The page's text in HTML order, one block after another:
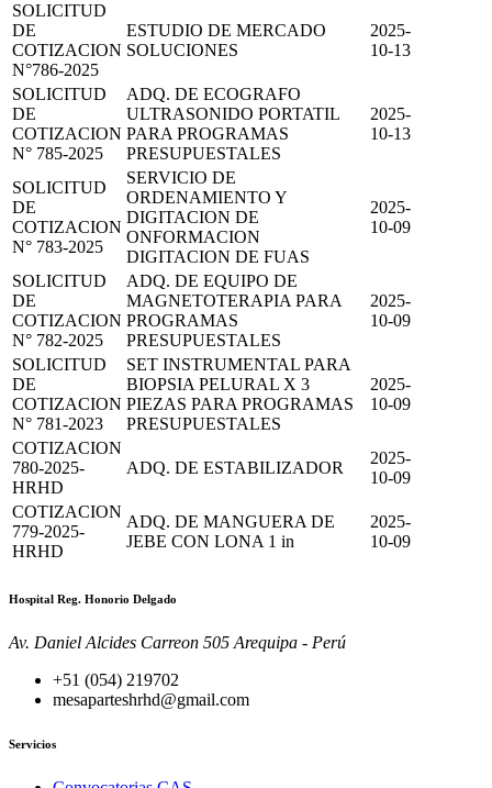
SOLICITUD
DE
COTIZACION
N°786-2025
ESTUDIO DE MERCADO
SOLUCIONES
2025-
10-13
SOLICITUD
DE
COTIZACION
N° 785-2025
ADQ. DE ECOGRAFO
ULTRASONIDO PORTATIL
PARA PROGRAMAS
PRESUPUESTALES
2025-
10-13
SOLICITUD
DE
COTIZACION
N° 783-2025
SERVICIO DE
ORDENAMIENTO Y
DIGITACION DE
ONFORMACION
DIGITACION DE FUAS
2025-
10-09
SOLICITUD
DE
COTIZACION
N° 782-2025
ADQ. DE EQUIPO DE
MAGNETOTERAPIA PARA
PROGRAMAS
PRESUPUESTALES
2025-
10-09
SOLICITUD
DE
COTIZACION
N° 781-2023
SET INSTRUMENTAL PARA
BIOPSIA PELURAL X 3
PIEZAS PARA PROGRAMAS
PRESUPUESTALES
2025-
10-09
COTIZACION
780-2025-
HRHD
ADQ. DE ESTABILIZADOR
2025-
10-09
COTIZACION
779-2025-
HRHD
ADQ. DE MANGUERA DE
JEBE CON LONA 1 in
2025-
10-09
Hospital Reg. Honorio Delgado
Av. Daniel Alcides Carreon 505 Arequipa - Perú
+51 (054) 219702
mesaparteshrhd@gmail.com
Servicios